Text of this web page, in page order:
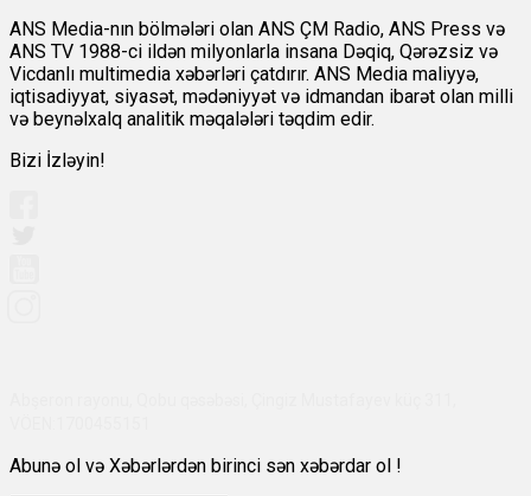
ANS Media-nın bölmələri olan ANS ÇM Radio, ANS Press və
ANS TV 1988-ci ildən milyonlarla insana Dəqiq, Qərəzsiz və
Vicdanlı multimedia xəbərləri çatdırır. ANS Media maliyyə,
iqtisadiyyat, siyasət, mədəniyyət və idmandan ibarət olan milli
və beynəlxalq analitik məqalələri təqdim edir.
Bizi İzləyin!
Abunə ol və Xəbərlərdən birinci sən xəbərdar ol !